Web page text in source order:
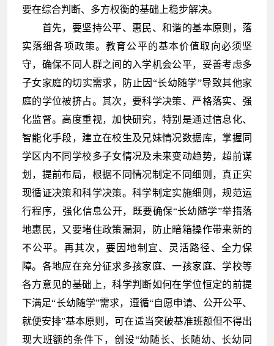
要在综合判断、多方权衡的基础上稳步解决。
首先，要坚持公平、惠民、和谐的基本原则，落
实落细各项政策。教育公平的基本价值取向必须坚
守，确保不同人群之间的入学机会公平，妥善考虑多
子女家庭的切实需求，防止因“长幼随学”导致其他家
庭的学位被挤占。其次，要科学决策、严格落实、强
化监督。高度重视，加快研究，特别是通过信息化、
智能化手段，建立在校生及兄妹情况数据库，掌握同
学区内不同学校多子女情况及未来变动趋势，超前谋
划，提前布局，根据不同情况制定不同细则，真正实
现循证决策和科学决策。科学制定实施细则，规范运
行程序，强化信息公开，既要确保“长幼随学”举措落
地惠民，又要堵住政策漏洞，防止暗箱操作带来新的
不公平。再其次，要因地制宜、灵活路径、全力保
障。各地应在充分征求多孩家庭、一孩家庭、学校等
各方意见的基础上，科学判断如何在学位恒定的前提
下满足“长幼随学”需求，遵循“自愿申请、公开公平、
就便安排”基本原则，可在适当突破基准班额但不得出
现大班额的条件下，创设“幼随长、长随幼、长幼同